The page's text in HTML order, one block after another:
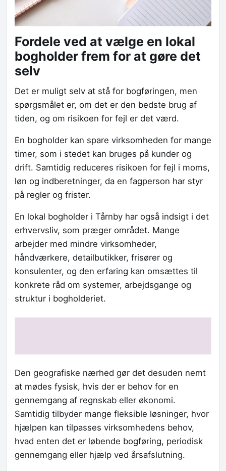
Fordele ved at vælge en lokal
bogholder frem for at gøre det
selv
Det er muligt selv at stå for bogføringen, men
spørgsmålet er, om det er den bedste brug af
tiden, og om risikoen for fejl er det værd.
En bogholder kan spare virksomheden for mange
timer, som i stedet kan bruges på kunder og
drift. Samtidig reduceres risikoen for fejl i moms,
løn og indberetninger, da en fagperson har styr
på regler og frister.
En lokal bogholder i Tårnby har også indsigt i det
erhvervsliv, som præger området. Mange
arbejder med mindre virksomheder,
håndværkere, detailbutikker, frisører og
konsulenter, og den erfaring kan omsættes til
konkrete råd om systemer, arbejdsgange og
struktur i bogholderiet.
Den geografiske nærhed gør det desuden nemt
at mødes fysisk, hvis der er behov for en
gennemgang af regnskab eller økonomi.
Samtidig tilbyder mange fleksible løsninger, hvor
hjælpen kan tilpasses virksomhedens behov,
hvad enten det er løbende bogføring, periodisk
gennemgang eller hjælp ved årsafslutning.